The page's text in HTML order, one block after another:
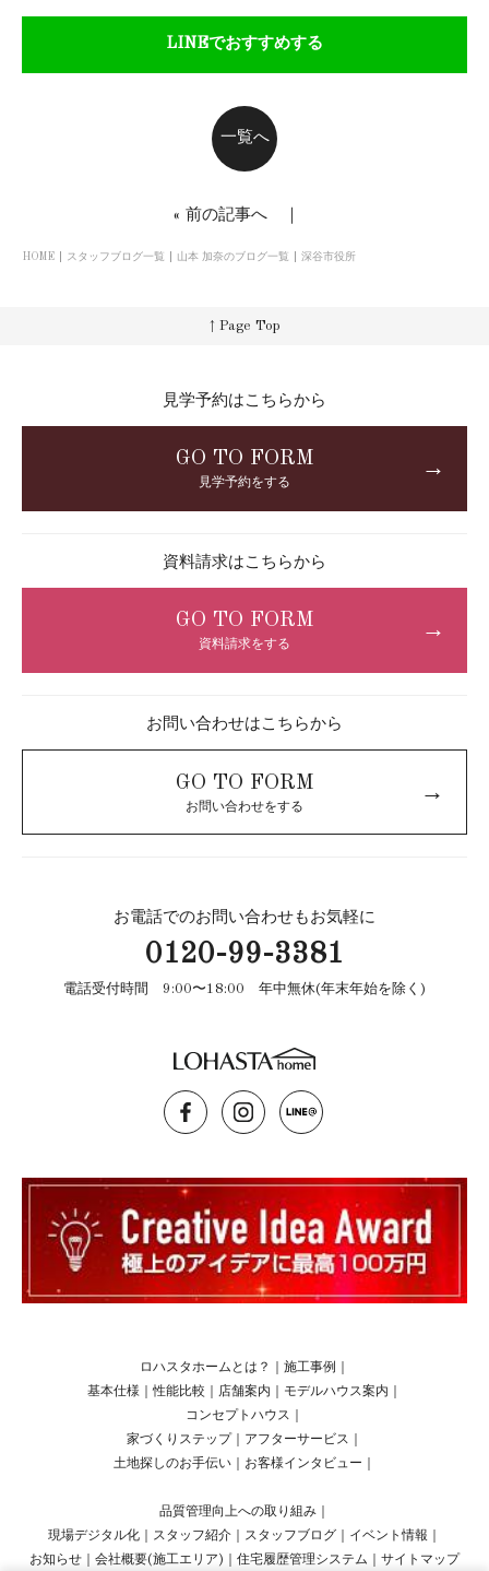
LINEでおすすめする
一覧へ
« 前の記事へ
HOME スタッフブログ一覧 山本 加奈のブログ一覧 深谷市役所
↑ Page Top
見学予約はこちらから
GO TO FORM
見学予約をする
→
資料請求はこちらから
GO TO FORM
資料請求をする
→
お問い合わせはこちらから
GO TO FORM
お問い合わせをする
→
お電話でのお問い合わせもお気軽に
0120-99-3381
電話受付時間 9:00〜18:00 年中無休(年末年始を除く)
ロハスタホームとは？ 施工事例
基本仕様 ｜性能比較 店舗案内 モデルハウス案内
コンセプトハウス
家づくりステップ
アフターサービス
土地探しのお手伝い
お客様インタビュー
品質管理向上への取り組み
現場デジタル化
スタッフ紹介 スタッフブログ イベント情報
お知らせ
会社概要(施工エリア) 住宅履歴管理システム サイトマップ